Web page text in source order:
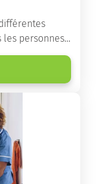
personnes
en maison